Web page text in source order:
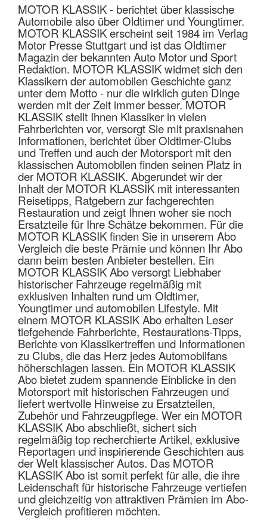
MOTOR KLASSIK - berichtet über klassische
Automobile also über Oldtimer und Youngtimer.
MOTOR KLASSIK erscheint seit 1984 im Verlag
Motor Presse Stuttgart und ist das Oldtimer
Magazin der bekannten Auto Motor und Sport
Redaktion. MOTOR KLASSIK widmet sich den
Klassikern der automobilen Geschichte ganz
unter dem Motto - nur die wirklich guten Dinge
werden mit der Zeit immer besser. MOTOR
KLASSIK stellt Ihnen Klassiker in vielen
Fahrberichten vor, versorgt Sie mit praxisnahen
Informationen, berichtet über Oldtimer-Clubs
und Treffen und auch der Motorsport mit den
klassischen Automobilen finden seinen Platz in
der MOTOR KLASSIK. Abgerundet wir der
Inhalt der MOTOR KLASSIK mit interessanten
Reisetipps, Ratgebern zur fachgerechten
Restauration und zeigt Ihnen woher sie noch
Ersatzteile für Ihre Schätze bekommen. Für die
MOTOR KLASSIK finden Sie in unserem Abo
Vergleich die beste Prämie und können Ihr Abo
dann beim besten Anbieter bestellen. Ein
MOTOR KLASSIK Abo versorgt Liebhaber
historischer Fahrzeuge regelmäßig mit
exklusiven Inhalten rund um Oldtimer,
Youngtimer und automobilen Lifestyle. Mit
einem MOTOR KLASSIK Abo erhalten Leser
tiefgehende Fahrberichte, Restaurations-Tipps,
Berichte von Klassikertreffen und Informationen
zu Clubs, die das Herz jedes Automobilfans
höherschlagen lassen. Ein MOTOR KLASSIK
Abo bietet zudem spannende Einblicke in den
Motorsport mit historischen Fahrzeugen und
liefert wertvolle Hinweise zu Ersatzteilen,
Zubehör und Fahrzeugpflege. Wer ein MOTOR
KLASSIK Abo abschließt, sichert sich
regelmäßig top recherchierte Artikel, exklusive
Reportagen und inspirierende Geschichten aus
der Welt klassischer Autos. Das MOTOR
KLASSIK Abo ist somit perfekt für alle, die ihre
Leidenschaft für historische Fahrzeuge vertiefen
und gleichzeitig von attraktiven Prämien im Abo-
Vergleich profitieren möchten.